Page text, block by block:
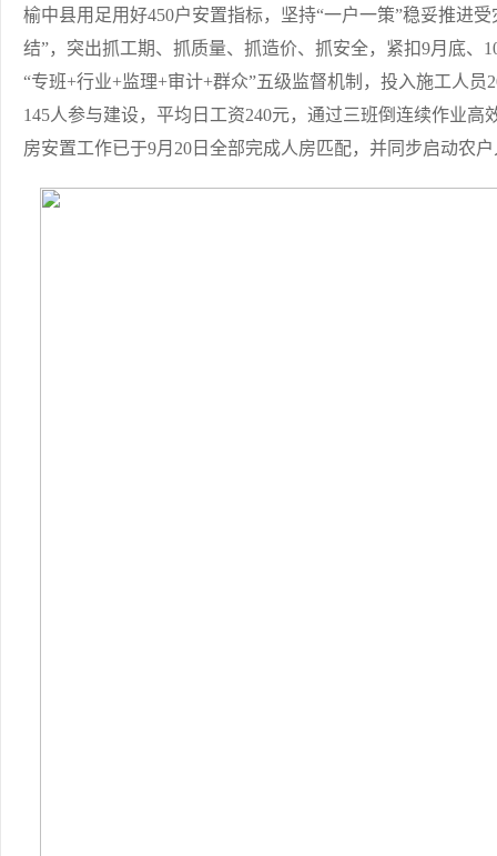
榆中县用足用好450户安置指标，坚持“一户一策”稳妥推进
结”，突出抓工期、抓质量、抓造价、抓安全，紧扣9月底、
“专班+行业+监理+审计+群众”五级监督机制，投入施工人
145人参与建设，平均日工资240元，通过三班倒连续作业
房安置工作已于9月20日全部完成人房匹配，并同步启动农